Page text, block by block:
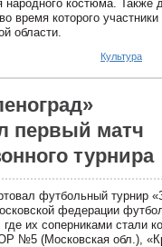
народного костюма. Также
время которого участники
области.
Культура
первый матч
турнира
футбольный турнир
федерации
их соперниками стали
№5 (Московская обл.),